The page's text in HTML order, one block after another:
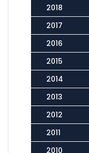
2018
2017
2016
2015
2014
2013
2012
2011
2010